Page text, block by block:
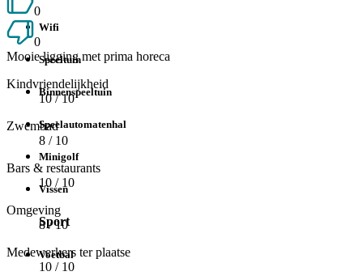
Wifi
Speeltuin
Binnenspeeltuin
Speelautomatenhal
Minigolf
Vissen
Sport
Voetbal
0
0
Mooie ligging met prima horeca
Kindvriendelijkheid
10/ 10
Zwembad
8 / 10
Bars & restaurants
10 / 10
Omgeving
8/ 10
Medewerkers ter plaatse
10 / 10